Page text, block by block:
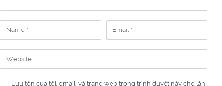
Lưu tên của tôi, email, và trang web trong trình duyệt này cho lần